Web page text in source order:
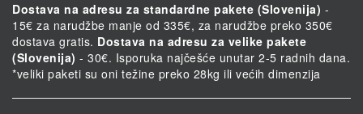
Dostava na adresu za standardne pakete (Slovenija) -
15€ za narudžbe manje od 335€, za narudžbe preko 350€
dostava gratis. Dostava na adresu za velike pakete
(Slovenija) - 30€. Isporuka najčešće unutar 2-5 radnih dana.
*veliki paketi su oni težine preko 28kg ili većih dimenzija